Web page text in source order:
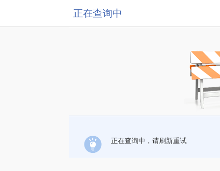
正在查询中
正在查询中，请刷新重试